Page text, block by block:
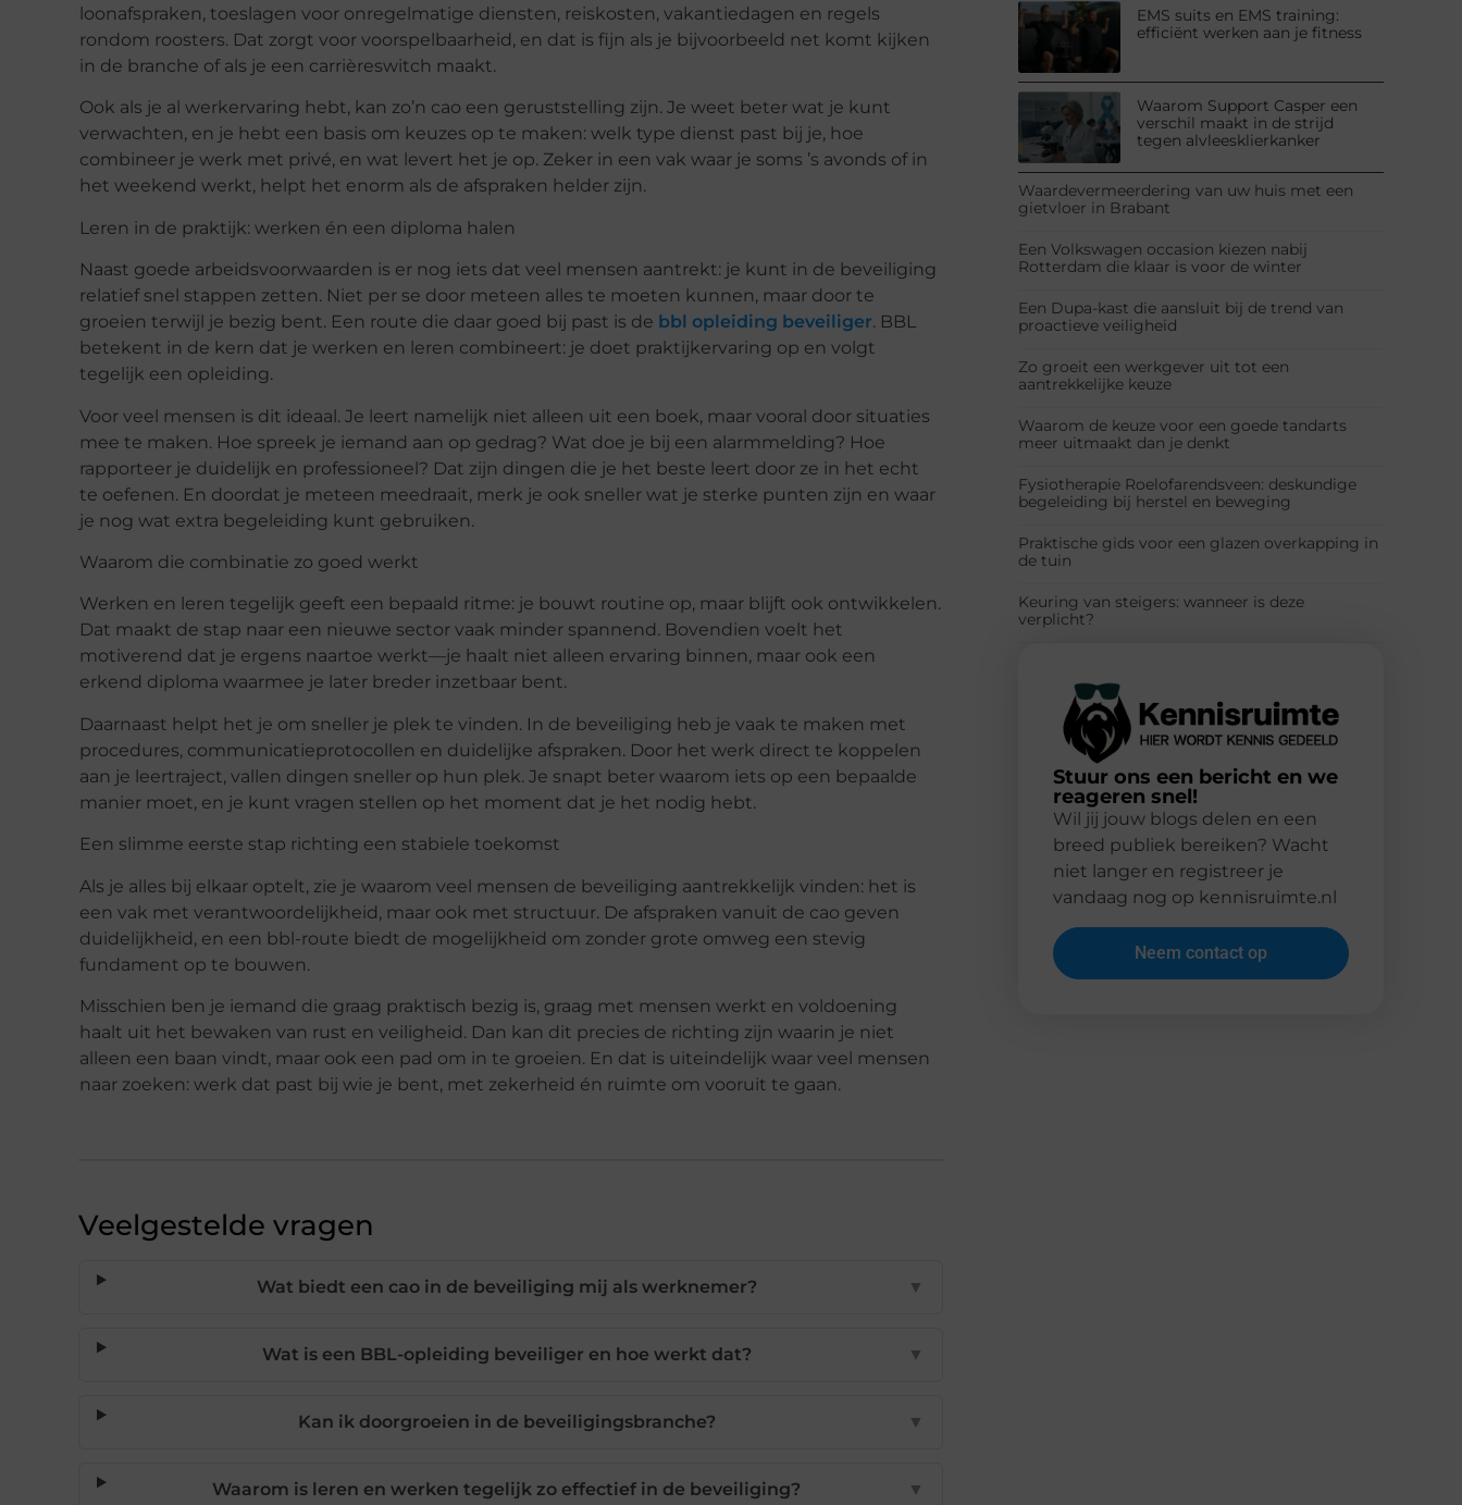
loonafspraken, toeslagen voor onregelmatige diensten, reiskosten, vakantiedagen en regels
rondom roosters. Dat zorgt voor voorspelbaarheid, en dat is fijn als je bijvoorbeeld net komt kijken
in de branche of als je een carrièreswitch maakt.
Ook als je al werkervaring hebt, kan zo’n cao een geruststelling zijn. Je weet beter wat je kunt
verwachten, en je hebt een basis om keuzes op te maken: welk type dienst past bij je, hoe
combineer je werk met privé, en wat levert het je op. Zeker in een vak waar je soms ’s avonds of in
het weekend werkt, helpt het enorm als de afspraken helder zijn.
Leren in de praktijk: werken én een diploma halen
Naast goede arbeidsvoorwaarden is er nog iets dat veel mensen aantrekt: je kunt in de beveiliging
relatief snel stappen zetten. Niet per se door meteen alles te moeten kunnen, maar door te
groeien terwijl je bezig bent. Een route die daar goed bij past is de bbl opleiding beveiliger. BBL
betekent in de kern dat je werken en leren combineert: je doet praktijkervaring op en volgt
tegelijk een opleiding.
Voor veel mensen is dit ideaal. Je leert namelijk niet alleen uit een boek, maar vooral door situaties
mee te maken. Hoe spreek je iemand aan op gedrag? Wat doe je bij een alarmmelding? Hoe
rapporteer je duidelijk en professioneel? Dat zijn dingen die je het beste leert door ze in het echt
te oefenen. En doordat je meteen meedraait, merk je ook sneller wat je sterke punten zijn en waar
je nog wat extra begeleiding kunt gebruiken.
Waarom die combinatie zo goed werkt
Werken en leren tegelijk geeft een bepaald ritme: je bouwt routine op, maar blijft ook ontwikkelen.
Dat maakt de stap naar een nieuwe sector vaak minder spannend. Bovendien voelt het
motiverend dat je ergens naartoe werkt—je haalt niet alleen ervaring binnen, maar ook een
erkend diploma waarmee je later breder inzetbaar bent.
Daarnaast helpt het je om sneller je plek te vinden. In de beveiliging heb je vaak te maken met
procedures, communicatieprotocollen en duidelijke afspraken. Door het werk direct te koppelen
aan je leertraject, vallen dingen sneller op hun plek. Je snapt beter waarom iets op een bepaalde
manier moet, en je kunt vragen stellen op het moment dat je het nodig hebt.
Een slimme eerste stap richting een stabiele toekomst
Als je alles bij elkaar optelt, zie je waarom veel mensen de beveiliging aantrekkelijk vinden: het is
een vak met verantwoordelijkheid, maar ook met structuur. De afspraken vanuit de cao geven
duidelijkheid, en een bbl-route biedt de mogelijkheid om zonder grote omweg een stevig
fundament op te bouwen.
Misschien ben je iemand die graag praktisch bezig is, graag met mensen werkt en voldoening
haalt uit het bewaken van rust en veiligheid. Dan kan dit precies de richting zijn waarin je niet
alleen een baan vindt, maar ook een pad om in te groeien. En dat is uiteindelijk waar veel mensen
naar zoeken: werk dat past bij wie je bent, met zekerheid én ruimte om vooruit te gaan.
Veelgestelde vragen
Wat biedt een cao in de beveiliging mij als werknemer? ▼
Wat is een BBL-opleiding beveiliger en hoe werkt dat? ▼
Kan ik doorgroeien in de beveiligingsbranche? ▼
Waarom is leren en werken tegelijk zo effectief in de beveiliging? ▼
EMS suits en EMS training:
efficiënt werken aan je fitness
Waarom Support Casper een
verschil maakt in de strijd
tegen alvleesklierkanker
Waardevermeerdering van uw huis met een
gietvloer in Brabant
Een Volkswagen occasion kiezen nabij
Rotterdam die klaar is voor de winter
Een Dupa-kast die aansluit bij de trend van
proactieve veiligheid
Zo groeit een werkgever uit tot een
aantrekkelijke keuze
Waarom de keuze voor een goede tandarts
meer uitmaakt dan je denkt
Fysiotherapie Roelofarendsveen: deskundige
begeleiding bij herstel en beweging
Praktische gids voor een glazen overkapping in
de tuin
Keuring van steigers: wanneer is deze
verplicht?
Stuur ons een bericht en we
reageren snel!
Wil jij jouw blogs delen en een
breed publiek bereiken? Wacht
niet langer en registreer je
vandaag nog op kennisruimte.nl
Neem contact op